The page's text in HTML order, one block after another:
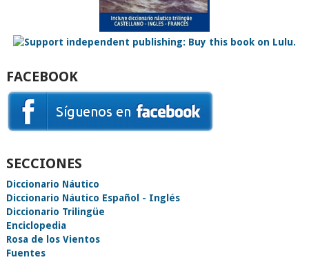
FACEBOOK
SECCIONES
Diccionario Náutico
Diccionario Náutico Español - Inglés
Diccionario Trilingüe
Enciclopedia
Rosa de los Vientos
Fuentes